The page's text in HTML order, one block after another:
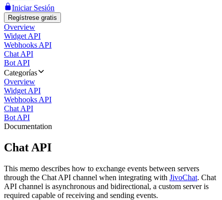
Iniciar Sesión
Regístrese gratis
Overview
Widget API
Webhooks API
Chat API
Bot API
Categorías
Overview
Widget API
Webhooks API
Chat API
Bot API
Documentation
Chat API
This memo describes how to exchange events between servers
through the Chat API channel when integrating with JivoChat. Chat
API channel is asynchronous and bidirectional, a custom server is
required capable of receiving and sending events.